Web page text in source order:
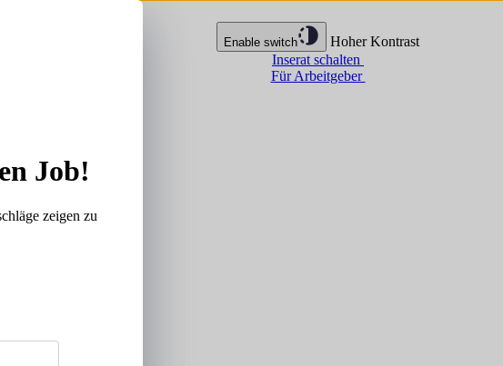
Enable switch
Hoher Kontrast
Inserat schalten
Für Arbeitgeber
Job!
zeigen zu